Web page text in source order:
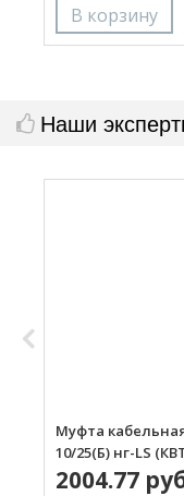
Наши
Муфта
10/25(Б) нг-LS
2004.77